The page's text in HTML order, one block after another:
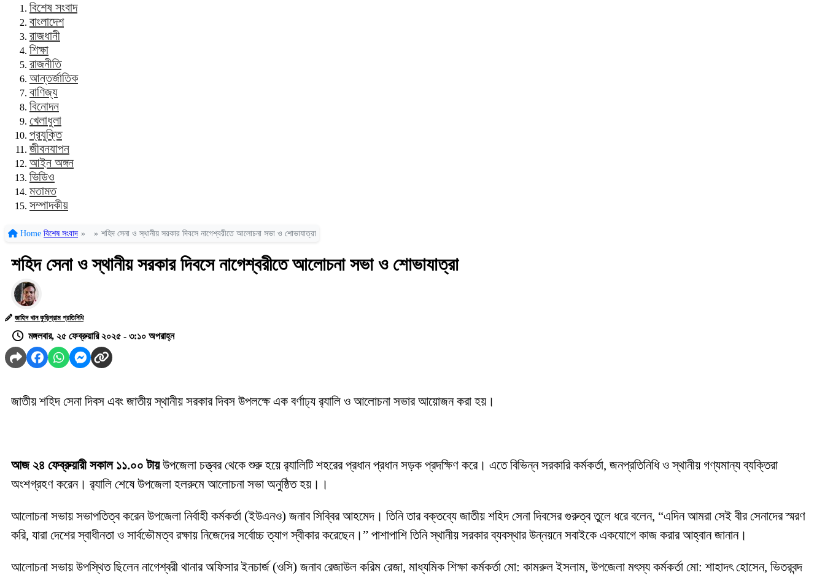
বিশেষ সংবাদ
বাংলাদেশ
রাজধানী
শিক্ষা
রাজনীতি
আন্তর্জাতিক
বাণিজ্য
বিনোদন
খেলাধুলা
প্রযুক্তি
জীবনযাপন
আইন অঙ্গন
ভিডিও
মতামত
সম্পাদকীয়
Home বিশেষ সংবাদ » » শহিদ সেনা ও স্থানীয় সরকার দিবসে নাগেশ্বরীতে আলোচনা সভা ও শোভাযাত্রা
শহিদ সেনা ও স্থানীয় সরকার দিবসে নাগেশ্বরীতে আলোচনা সভা ও শোভাযাত্রা
জাহিদ খান কুড়িগ্রাম প্রতিনিধি
মঙ্গলবার, ২৫ ফেব্রুয়ারি ২০২৫ - ৩:১০ অপরাহ্ন
জাতীয় শহিদ সেনা দিবস এবং জাতীয় স্থানীয় সরকার দিবস উপলক্ষে এক বর্ণাঢ্য র‍্যালি ও আলোচনা সভার আয়োজন করা হয়।
আজ ২৪ ফেব্রুয়ারী সকাল ১১.০০ টায়উপজেলা চত্ত্বর থেকে শুরু হয়ে র‍্যালিটি শহরের প্রধান প্রধান সড়ক প্রদক্ষিণ করে। এতে বিভিন্ন সরকারি কর্মকর্তা, জনপ্রতিনিধি ও স্থানীয় গণ্যমান্য ব্যক্তিরা
অংশগ্রহণ করেন। র‍্যালি শেষে উপজেলা হলরুমে আলোচনা সভা অনুষ্ঠিত হয়।।
আলোচনা সভায় সভাপতিত্ব করেন উপজেলা নির্বাহী কর্মকর্তা (ইউএনও) জনাব সিব্বির আহমেদ। তিনি তার বক্তব্যে জাতীয় শহিদ সেনা দিবসের গুরুত্ব তুলে ধরে বলেন, “এদিন আমরা সেই বীর সেনাদের স্মরণ
করি, যারা দেশের স্বাধীনতা ও সার্বভৌমত্ব রক্ষায় নিজেদের সর্বোচ্চ ত্যাগ স্বীকার করেছেন।” পাশাপাশি তিনি স্থানীয় সরকার ব্যবস্থার উন্নয়নে সবাইকে একযোগে কাজ করার আহ্বান জানান।
আলোচনা সভায় উপস্থিত ছিলেন নাগেশ্বরী থানার অফিসার ইনচার্জ (ওসি) জনাব রেজাউল করিম রেজা, মাধ্যমিক শিক্ষা কর্মকর্তা মো: কামরুল ইসলাম, উপজেলা মৎস্য কর্মকর্তা মো: শাহাদৎ হোসেন, ভিতরবন্দ